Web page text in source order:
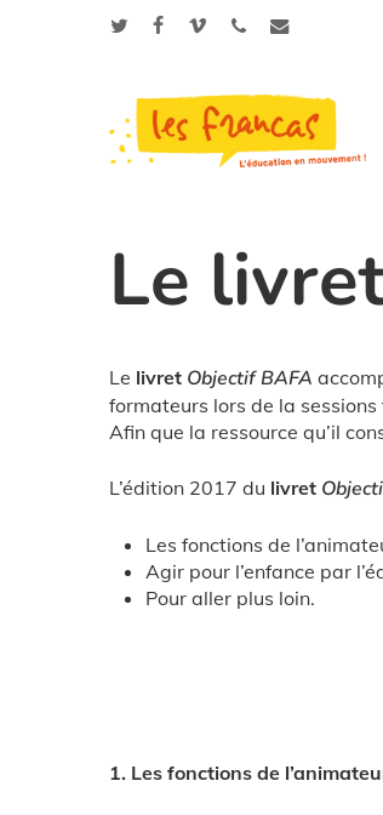
Le
Le livret Objectif BAFA
formateurs lors de la
Afin que la ressource qu’il
L’édition 2017 du livret
Les fonctions de
Agir pour l’enfance par
Pour aller plus loin.
1. Les fonctions de
Panneau de gestion des cookies